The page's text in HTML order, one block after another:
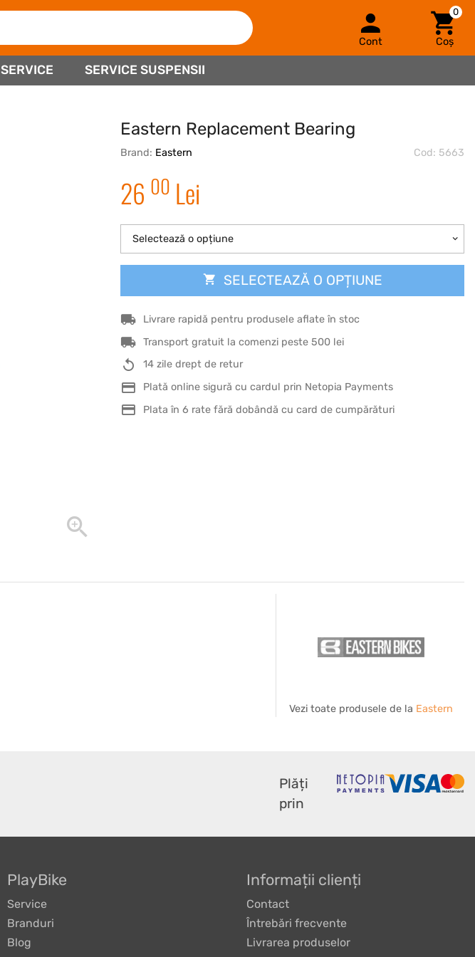
Cont Coș
0
SERVICE SERVICE SUSPENSII
Eastern Replacement Bearing
Brand: Eastern Cod: 5663
26 00 Lei
Selectează o opțiune
SELECTEAZĂ O OPȚIUNE
Livrare rapidă pentru produsele aflate în stoc
Transport gratuit la comenzi peste 500 lei
14 zile drept de retur
Plată online sigură cu cardul prin Netopia Payments
Plata în 6 rate fără dobândă cu card de cumpărături
Vezi toate produsele de la Eastern
Plăți
prin
PlayBike
Service
Branduri
Blog
Informații clienți
Contact
Întrebări frecvente
Livrarea produselor